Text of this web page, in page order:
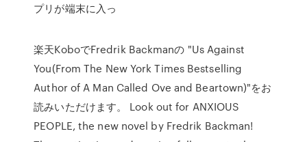
プリが端末に入っ
楽天KoboでFredrik Backmanの "Us Against
You(From The New York Times Bestselling
Author of A Man Called Ove and Beartown)"をお
読みいただけます。 Look out for ANXIOUS
PEOPLE, the new novel by Fredrik Backman!